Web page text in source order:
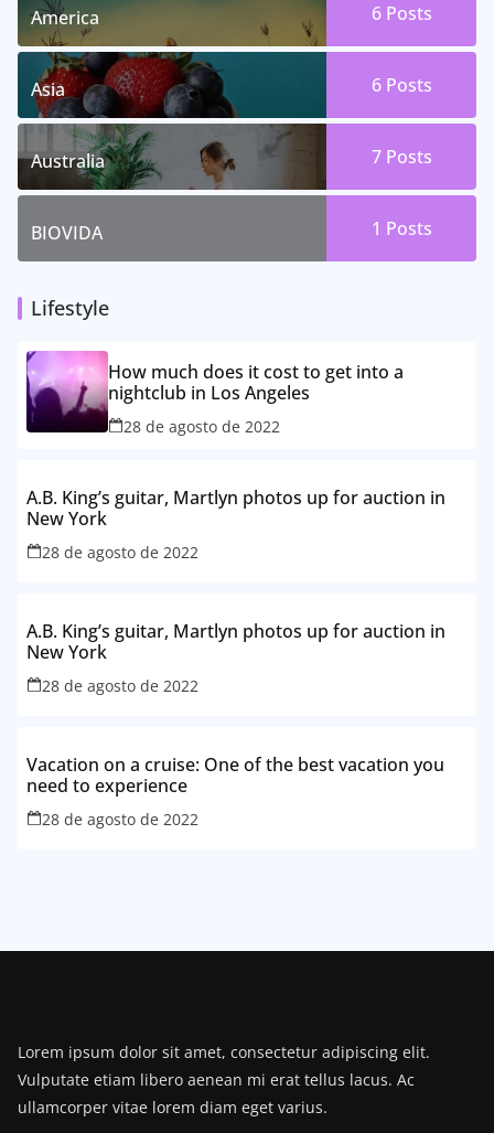
America 6 Posts
Asia 6 Posts
Australia 7 Posts
BIOVIDA 1 Posts
Lifestyle
How much does it cost to get into a
nightclub in Los Angeles
28 de agosto de 2022
A.B. King’s guitar, Martlyn photos up for auction in
New York
28 de agosto de 2022
A.B. King’s guitar, Martlyn photos up for auction in
New York
28 de agosto de 2022
Vacation on a cruise: One of the best vacation you
need to experience
28 de agosto de 2022
Lorem ipsum dolor sit amet, consectetur adipiscing elit.
Vulputate etiam libero aenean mi erat tellus lacus. Ac
ullamcorper vitae lorem diam eget varius.